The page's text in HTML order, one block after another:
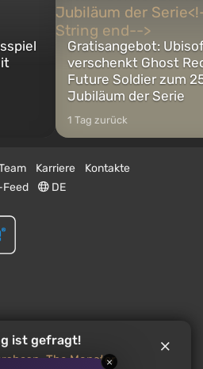
×
Gratisangebot:
verschenkt Ghost
Future Soldier zum
Jubiläum der Serie
1 Tag zurück
Karriere
Kontakte
Feed DE
ist gefragt!
The Monster